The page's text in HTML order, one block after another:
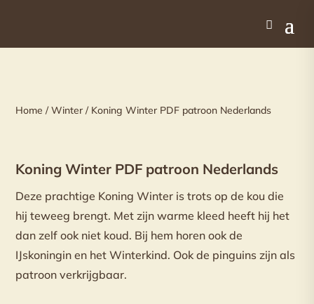
Home /Winter / Koning Winter PDF patroon Nederlands
Koning Winter PDF patroon Nederlands
Deze prachtige Koning Winter is trots op de kou die
hij teweeg brengt. Met zijn warme kleed heeft hij het
dan zelf ook niet koud. Bij hem horen ook de
IJskoningin en het Winterkind. Ook de pinguins zijn als
patroon verkrijgbaar.